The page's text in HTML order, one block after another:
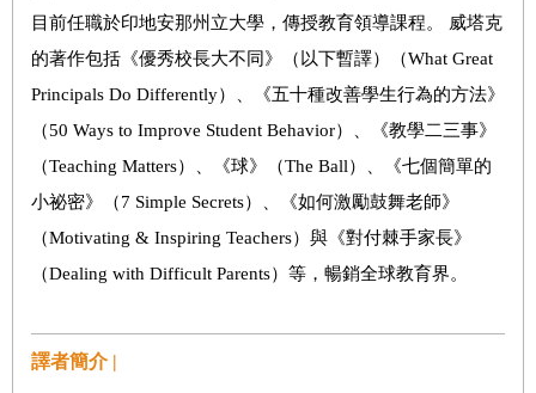
目前任職於印地安那州立大學，傳授教育領導課程。 威塔克
的著作包括《優秀校長大不同》（以下暫譯）（What Great
Principals Do Differently）、《五十種改善學生行為的方法》
（50 Ways to Improve Student Behavior）、《教學二三事》
（Teaching Matters）、《球》（The Ball）、《七個簡單的
小祕密》（7 Simple Secrets）、《如何激勵鼓舞老師》
（Motivating & Inspiring Teachers）與《對付棘手家長》
（Dealing with Difficult Parents）等，暢銷全球教育界。
譯者簡介 |